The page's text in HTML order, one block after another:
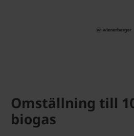
Omställning till
biogas